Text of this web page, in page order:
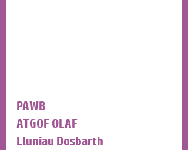
PAWB
ATGOF OLAF
Lluniau Dosbarth